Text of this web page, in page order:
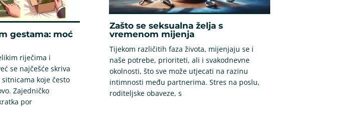
gestama: moć
riječima i
se najčešće skriva
koje često
Zajedničko
por
Zašto se seksualna želja s
vremenom mijenja
Tijekom različitih faza života, mijenjaju se i
naše potrebe, prioriteti, ali i svakodnevne
okolnosti, što sve može utjecati na razinu
intimnosti među partnerima. Stres na poslu,
roditeljske obaveze, s